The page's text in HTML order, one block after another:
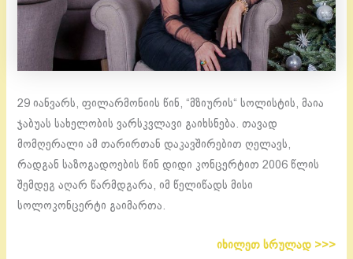
29 იანვარს, ფილარმონიის წინ, “მზიურის“ სოლისტის, მაია
ჯაბუას სახელობის ვარსკვლავი გაიხსნება. თავად
მომღერალი ამ თარირთან დაკავშირებით ღელავს,
რადგან საზოგადოების წინ დიდი კონცერტით 2006 წლის
შემდეგ აღარ წარმდგარა, იმ წელიწადს მისი
სოლოკონცერტი გაიმართა.
იხილეთ სრულად >>>